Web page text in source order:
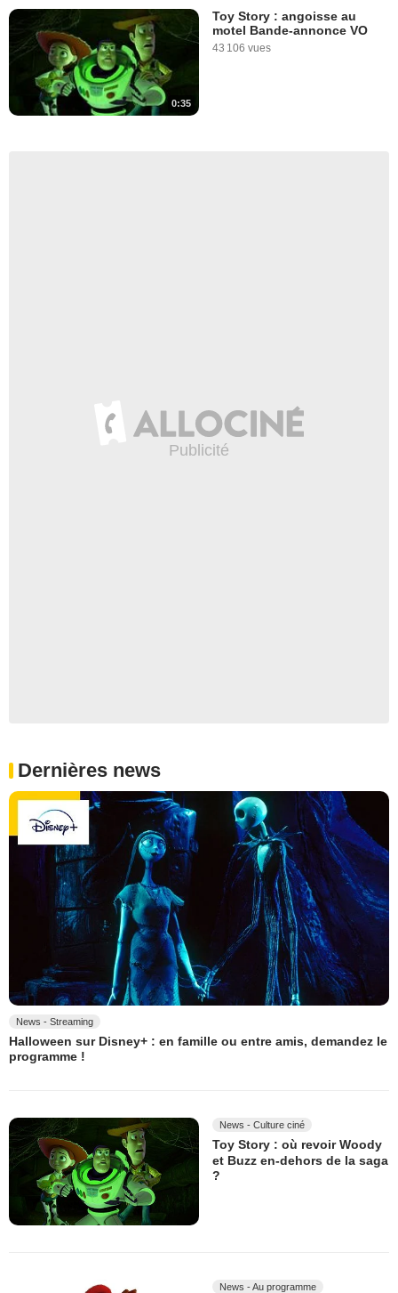
0:35
Toy Story : angoisse au
motel Bande-annonce VO
43 106 vues
Dernières news
News - Streaming
Halloween sur Disney+ : en famille ou entre amis, demandez le
programme !
News - Culture ciné
Toy Story : où revoir Woody
et Buzz en-dehors de la saga
?
News - Au programme